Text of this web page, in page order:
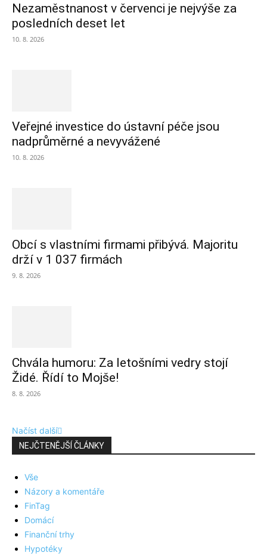
Nezaměstnanost v červenci je nejvýše za
posledních deset let
10. 8. 2026
Veřejné investice do ústavní péče jsou
nadprůměrné a nevyvážené
10. 8. 2026
Obcí s vlastními firmami přibývá. Majoritu
drží v 1 037 firmách
9. 8. 2026
Chvála humoru: Za letošními vedry stojí
Židé. Řídí to Mojše!
8. 8. 2026
Načíst další
NEJČTENĚJŠÍ ČLÁNKY
Vše
Názory a komentáře
FinTag
Domácí
Finanční trhy
Hypotéky